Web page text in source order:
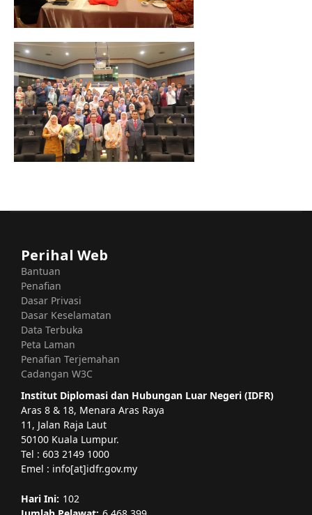
Perihal Web
Bantuan
Penafian
Dasar Privasi
Dasar Keselamatan
Data Terbuka
Peta Laman
Penafian Terjemahan
Cadangan W3C
Institut Diplomasi dan Hubungan Luar Negeri (IDFR)
Aras 8 & 18, Menara Aras Raya
11, Jalan Raja Laut
50100 Kuala Lumpur.
Tel : 603 2149 1000
Emel : info[at]idfr.gov.my
Hari Ini: 102